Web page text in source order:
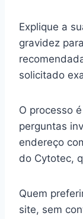
Explique a
gravidez
solicitado
O processo
perguntas
endereço
do Cytotec,
Quem
site, sem